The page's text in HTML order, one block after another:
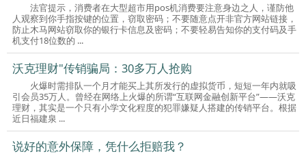
法官提示，消费者在大型超市用pos机消费要注意身边之人，谨防他
人观察到你手指按键的位置，窃取密码；不要随意点开非官方网站链接，
防止木马网站窃取你的银行卡信息及密码；不要轻易告知你的支付码及手
机支付18位数的 ...
沃克理财"传销骗局：30多万人抢购
火爆时需排队一个月才能买上其所发行的虚拟货币，短短一年内就吸
引会员35万人。曾经在网络上火爆的所谓“互联网金融创新平台”——沃克
理财，其实是一个只有小学文化程度的犯罪嫌疑人搭建的传销平台。根据
近日福建泉 ...
说好的意外保障，凭什么拒赔我？